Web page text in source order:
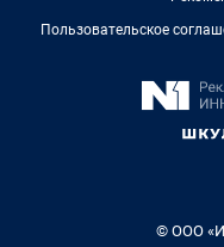
Пользовательское
© ООО